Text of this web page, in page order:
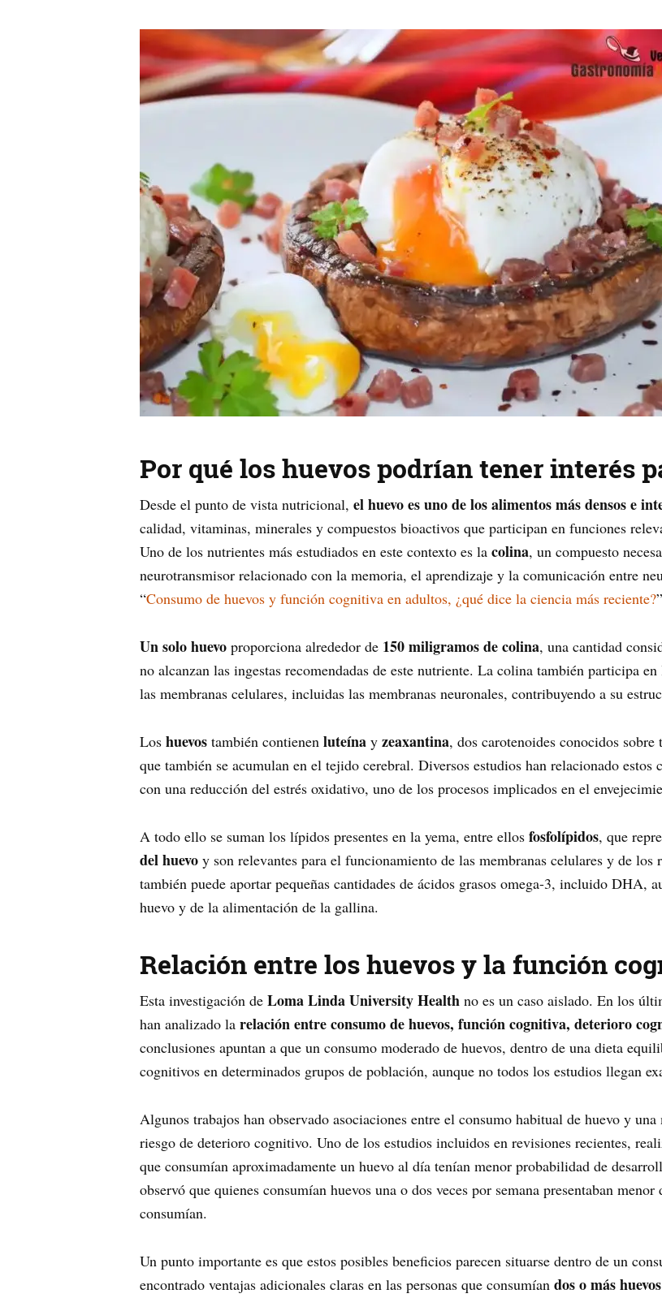
Por qué los huevos podrían tener interés
Desde el punto de vista nutricional, el huevo es uno de los alimentos más densos e
calidad, vitaminas, minerales y compuestos bioactivos que participan en funciones
Uno de los nutrientes más estudiados en este contexto es la colina, un compuesto
neurotransmisor relacionado con la memoria, el aprendizaje y la comunicación entre
“Consumo de huevos y función cognitiva en adultos, ¿qué dice la ciencia más reciente?
Un solo huevo proporciona alrededor de 150 miligramos de colina, una cantidad
no alcanzan las ingestas recomendadas de este nutriente. La colina también participa
las membranas celulares, incluidas las membranas neuronales, contribuyendo a su
Los huevos también contienen luteína y zeaxantina, dos carotenoides conocidos
que también se acumulan en el tejido cerebral. Diversos estudios han relacionado
con una reducción del estrés oxidativo, uno de los procesos implicados en el
A todo ello se suman los lípidos presentes en la yema, entre ellos fosfolípidos, que
del huevo y son relevantes para el funcionamiento de las membranas celulares y de los
también puede aportar pequeñas cantidades de ácidos grasos omega-3, incluido DHA,
huevo y de la alimentación de la gallina.
Relación entre los huevos y la función
Esta investigación de Loma Linda University Health no es un caso aislado. En los
han analizado la relación entre consumo de huevos, función cognitiva, deterioro
conclusiones apuntan a que un consumo moderado de huevos, dentro de una dieta
cognitivos en determinados grupos de población, aunque no todos los estudios llegan
Algunos trabajos han observado asociaciones entre el consumo habitual de huevo y
riesgo de deterioro cognitivo. Uno de los estudios incluidos en revisiones recientes,
que consumían aproximadamente un huevo al día tenían menor probabilidad de
observó que quienes consumían huevos una o dos veces por semana presentaban
consumían.
Un punto importante es que estos posibles beneficios parecen situarse dentro de un
encontrado ventajas adicionales claras en las personas que consumían dos o más